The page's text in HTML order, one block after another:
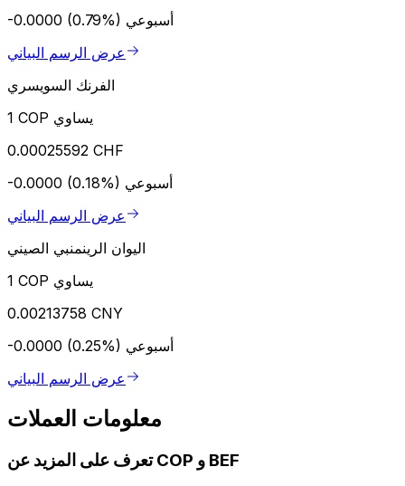
-0.0000 (0.79%) أسبوعي
عرض الرسم البياني
الفرنك السويسري
1 COP يساوي
0.00025592 CHF
-0.0000 (0.18%) أسبوعي
عرض الرسم البياني
اليوان الرينمنبي الصيني
1 COP يساوي
0.00213758 CNY
-0.0000 (0.25%) أسبوعي
عرض الرسم البياني
معلومات العملات
تعرف على المزيد عن COP و BEF